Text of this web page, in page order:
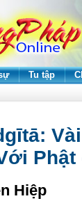
Tu tập
Phật
Hiệp